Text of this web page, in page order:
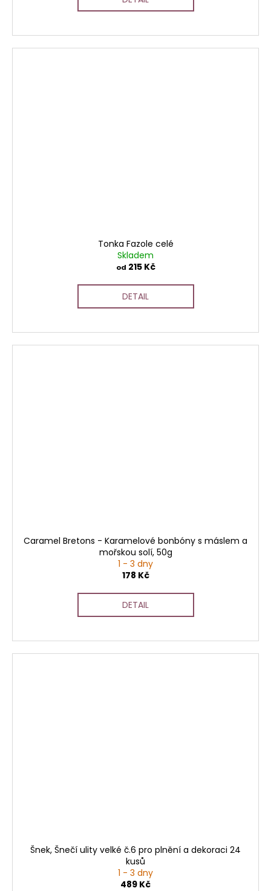
Tonka Fazole celé
Skladem
od 215 Kč
DETAIL
Caramel Bretons - Karamelové bonbóny s máslem a
mořskou solí, 50g
1 - 3 dny
178 Kč
DETAIL
Šnek, Šnečí ulity velké č.6 pro plnění a dekoraci 24
kusů
1 - 3 dny
489 Kč